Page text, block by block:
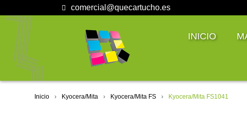
comercial@quecartucho.es
INICIO
Inicio Kyocera/Mita Kyocera/Mita FS Kyocera/Mita FS1041